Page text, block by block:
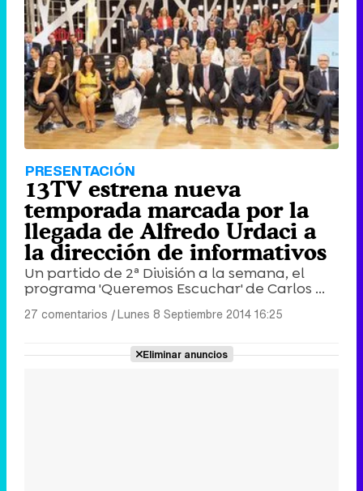
PRESENTACIÓN
13TV estrena nueva
temporada marcada por la
llegada de Alfredo Urdaci a
la dirección de informativos
Un partido de 2ª División a la semana, el
programa 'Queremos Escuchar' de Carlos ...
27 comentarios |Lunes 8 Septiembre 2014 16:25
Eliminar anuncios